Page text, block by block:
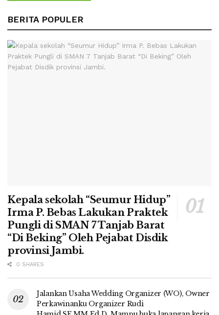
BERITA POPULER
Kepala sekolah “Seumur Hidup”
Irma P. Bebas Lakukan Praktek
Pungli di SMAN 7 Tanjab Barat
“Di Beking” Oleh Pejabat Disdik
provinsi Jambi.
0 SHARES
Jalankan Usaha Wedding Organizer (WO), Owner
Perkawinanku Organizer Rudi